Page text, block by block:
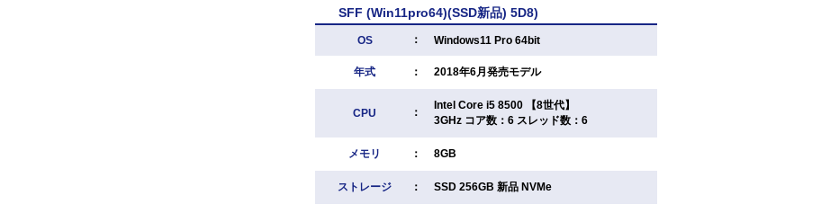
SFF (Win11pro64)(SSD新品) 5D8)
OS ： Windows11 Pro 64bit
年式 ： 2018年6月発売モデル
CPU ：
Intel Core i5 8500 【8世代】
3GHz コア数：6 スレッド数：6
メモリ ： 8GB
ストレージ ： SSD 256GB 新品 NVMe